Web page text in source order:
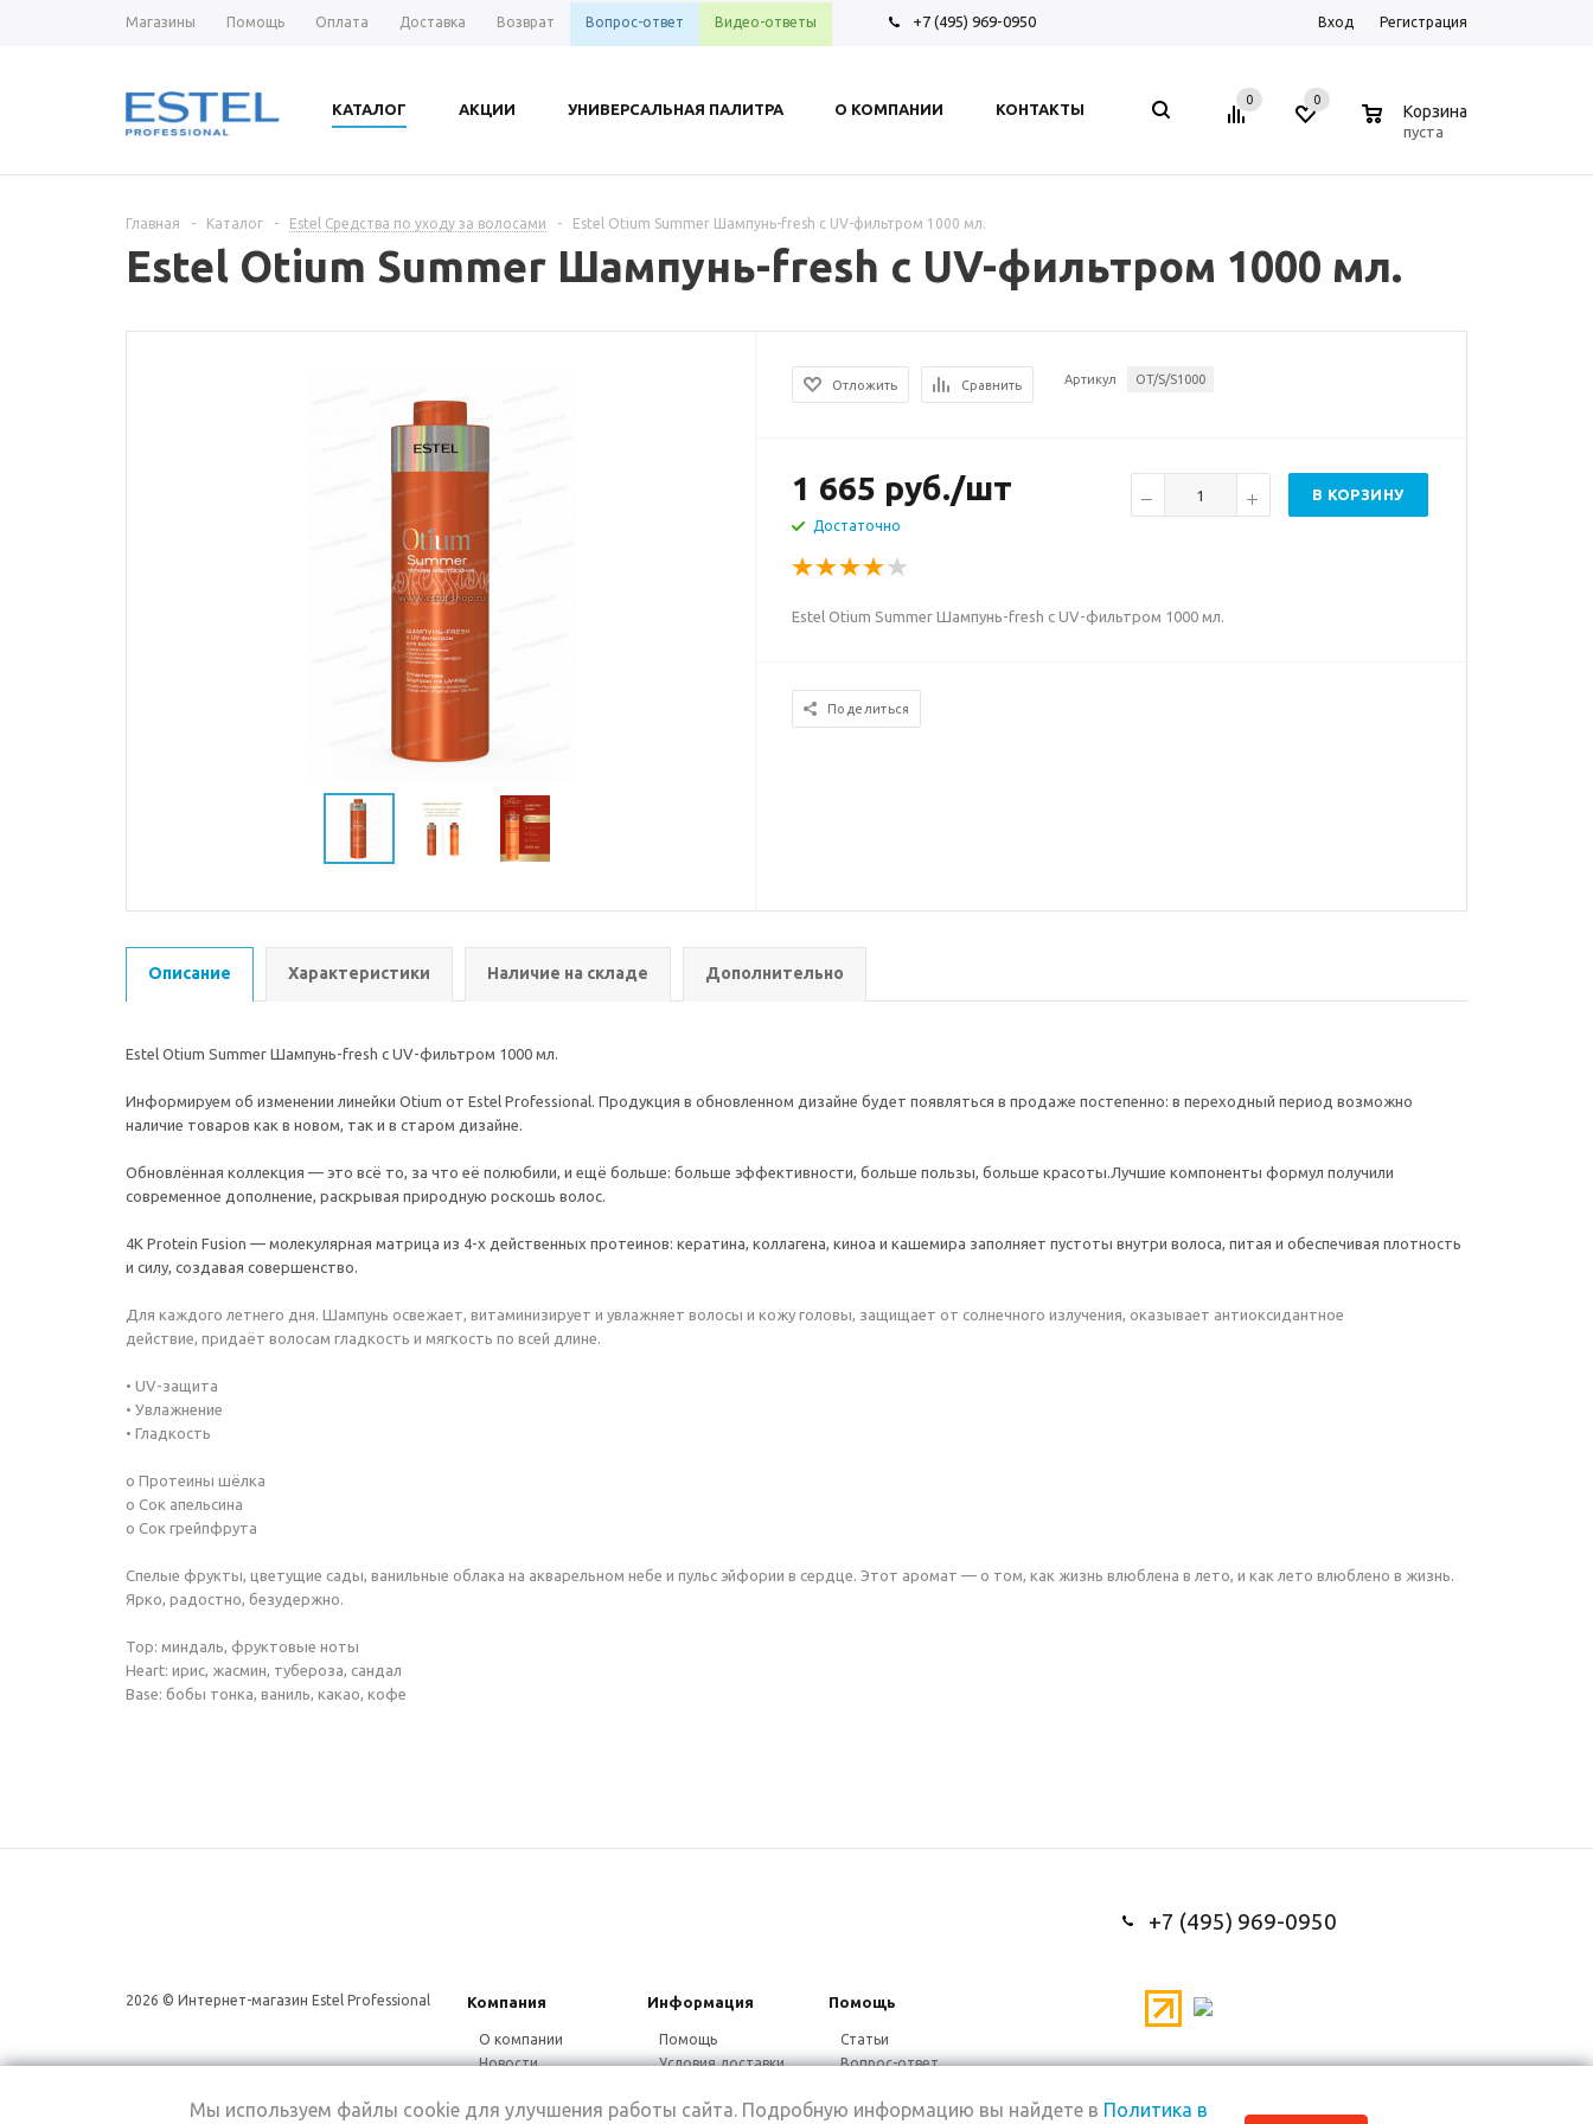
Магазины Помощь Оплата Доставка Возврат Вопрос-ответ Видео-ответы +7 (495) 969-0950 Вход Регистрация
КАТАЛОГ АКЦИИ УНИВЕРСАЛЬНАЯ ПАЛИТРА О КОМПАНИИ КОНТАКТЫ
0 0
Корзина
пуста
Главная - Каталог - Estel Средства по уходу за волосами - Estel Otium Summer Шампунь-fresh c UV-фильтром 1000 мл.
Estel Otium Summer Шампунь-fresh c UV-фильтром 1000 мл.
Отложить Сравнить Артикул OT/S/S1000
1 665 руб./шт
Достаточно
В КОРЗИНУ
Estel Otium Summer Шампунь-fresh c UV-фильтром 1000 мл.
Поделиться
Описание Характеристики Наличие на складе Дополнительно
Estel Otium Summer Шампунь-fresh c UV-фильтром 1000 мл.
Информируем об изменении линейки Otium от Estel Professional. Продукция в обновленном дизайне будет появляться в продаже постепенно: в переходный период возможно
наличие товаров как в новом, так и в старом дизайне.
Обновлённая коллекция — это всё то, за что её полюбили, и ещё больше: больше эффективности, больше пользы, больше красоты.Лучшие компоненты формул получили
современное дополнение, раскрывая природную роскошь волос.
4K Protein Fusion — молекулярная матрица из 4-х действенных протеинов: кератина, коллагена, киноа и кашемира заполняет пустоты внутри волоса, питая и обеспечивая плотность
и силу, создавая совершенство.
Для каждого летнего дня. Шампунь освежает, витаминизирует и увлажняет волосы и кожу головы, защищает от солнечного излучения, оказывает антиоксидантное
действие, придаёт волосам гладкость и мягкость по всей длине.
• UV-защита
• Увлажнение
• Гладкость
o Протеины шёлка
o Сок апельсина
o Сок грейпфрута
Спелые фрукты, цветущие сады, ванильные облака на акварельном небе и пульс эйфории в сердце. Этот аромат — о том, как жизнь влюблена в лето, и как лето влюблено в жизнь.
Ярко, радостно, безудержно.
Top: миндаль, фруктовые ноты
Heart: ирис, жасмин, тубероза, сандал
Base: бобы тонка, ваниль, какао, кофе
+7 (495) 969-0950
2026 © Интернет-магазин Estel Professional Компания Информация Помощь
О компании
Новости
Магазины
Помощь
Условия доставки
Дисконтная
Статьи
Вопрос-ответ
Мы используем файлы cookie для улучшения работы сайта. Подробную информацию вы найдете в Политика в